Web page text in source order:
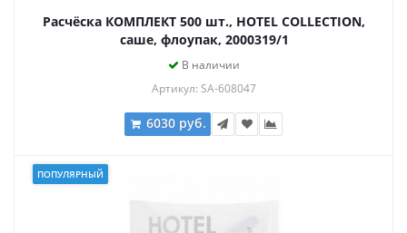
Расчёска КОМПЛЕКТ 500 шт., HOTEL COLLECTION,
саше, флоупак, 2000319/1
В наличии
Артикул: SA-608047
6030 руб.
ПОПУЛЯРНЫЙ